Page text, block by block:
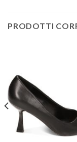
PRODOTTI